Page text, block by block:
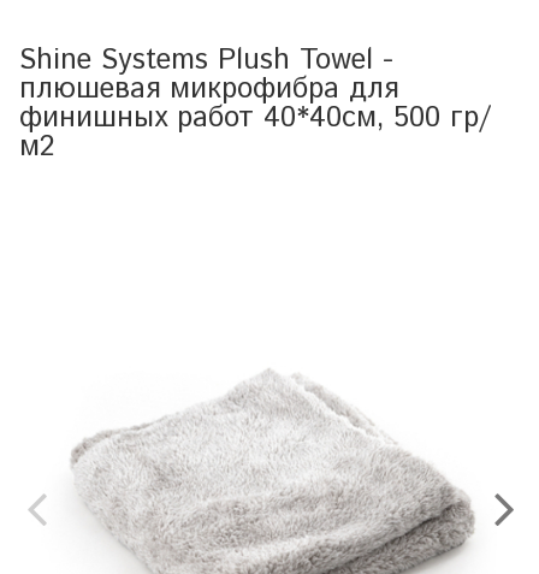
Shine Systems Plush Towel -
плюшевая микрофибра для
финишных работ 40*40см, 500 гр/
м2